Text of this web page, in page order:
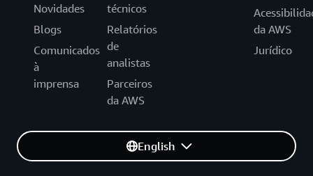
Novidades
Blogs
Comunicados
à
imprensa
técnicos
Relatórios
de
analistas
Parceiros
da AWS
da AWS
Jurídico
English